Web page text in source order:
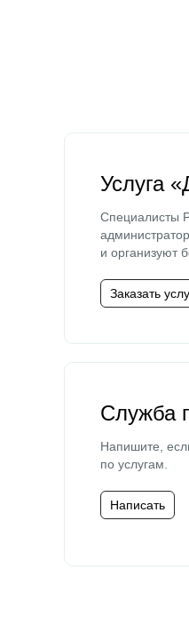
Услуга
Специалисты
и организуют
Заказать
Служба
Напишите,
по услугам.
Написать